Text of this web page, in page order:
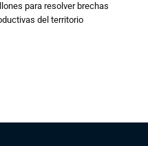
para resolver brechas
del territorio